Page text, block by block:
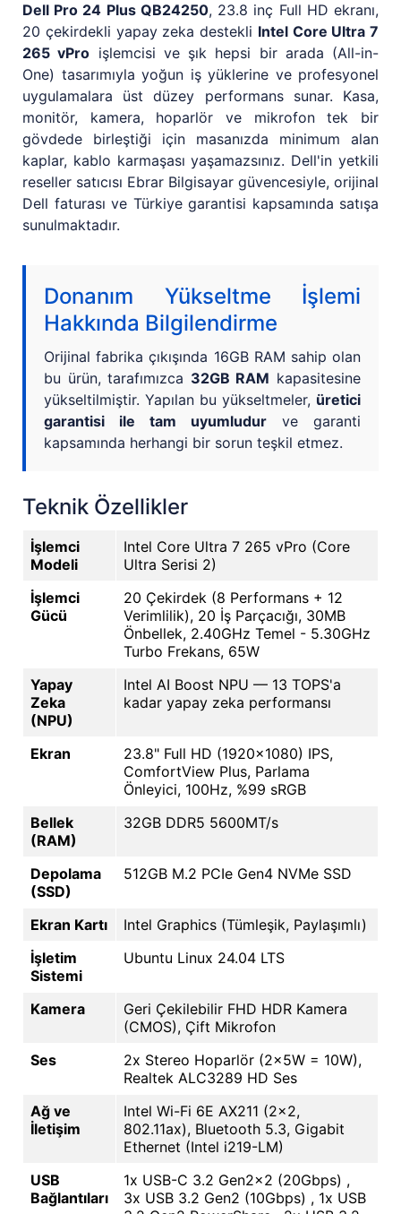
Dell Pro 24 Plus QB24250, 23.8 inç Full HD ekranı,
20 çekirdekli yapay zeka destekli Intel Core Ultra 7
265 vPro işlemcisi ve şık hepsi bir arada (All-in-
One) tasarımıyla yoğun iş yüklerine ve profesyonel
uygulamalara üst düzey performans sunar. Kasa,
monitör, kamera, hoparlör ve mikrofon tek bir
gövdede birleştiği için masanızda minimum alan
kaplar, kablo karmaşası yaşamazsınız. Dell'in yetkili
reseller satıcısı Ebrar Bilgisayar güvencesiyle, orijinal
Dell faturası ve Türkiye garantisi kapsamında satışa
sunulmaktadır.
Donanım Yükseltme İşlemi
Hakkında Bilgilendirme
Orijinal fabrika çıkışında 16GB RAM sahip olan
bu ürün, tarafımızca 32GB RAM kapasitesine
yükseltilmiştir. Yapılan bu yükseltmeler, üretici
garantisi ile tam uyumludur ve garanti
kapsamında herhangi bir sorun teşkil etmez.
Teknik Özellikler
İşlemci
Modeli
Intel Core Ultra 7 265 vPro (Core
Ultra Serisi 2)
İşlemci
Gücü
20 Çekirdek (8 Performans + 12
Verimlilik), 20 İş Parçacığı, 30MB
Önbellek, 2.40GHz Temel - 5.30GHz
Turbo Frekans, 65W
Yapay
Zeka
(NPU)
Intel AI Boost NPU — 13 TOPS'a
kadar yapay zeka performansı
Ekran
23.8" Full HD (1920x1080) IPS,
ComfortView Plus, Parlama
Önleyici, 100Hz, %99 sRGB
Bellek
(RAM)
32GB DDR5 5600MT/s
Depolama
(SSD)
512GB M.2 PCIe Gen4 NVMe SSD
Ekran Kartı
Intel Graphics (Tümleşik, Paylaşımlı)
İşletim
Sistemi
Ubuntu Linux 24.04 LTS
Kamera
Geri Çekilebilir FHD HDR Kamera
(CMOS), Çift Mikrofon
Ses
2x Stereo Hoparlör (2x5W = 10W),
Realtek ALC3289 HD Ses
Ağ ve
İletişim
Intel Wi-Fi 6E AX211 (2x2,
802.11ax), Bluetooth 5.3, Gigabit
Ethernet (Intel i219-LM)
USB
Bağlantıları
1x USB-C 3.2 Gen2x2 (20Gbps) ,
3x USB 3.2 Gen2 (10Gbps) , 1x USB